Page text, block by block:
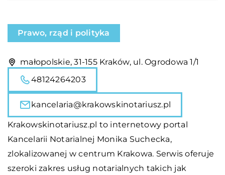
Prawo, rząd i polityka
małopolskie, 31-155 Kraków, ul. Ogrodowa 1/1
48124264203
kancelaria@krakowskinotariusz.pl
Krakowskinotariusz.pl to internetowy portal
Kancelarii Notarialnej Monika Suchecka,
zlokalizowanej w centrum Krakowa. Serwis oferuje
szeroki zakres usług notarialnych takich jak